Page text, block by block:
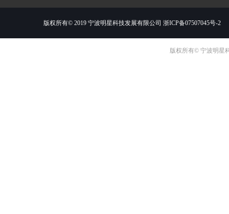
版权所有© 2019 宁波明星科技发展有限公司 浙ICP备07507045号-2
版权所有© 宁波明星